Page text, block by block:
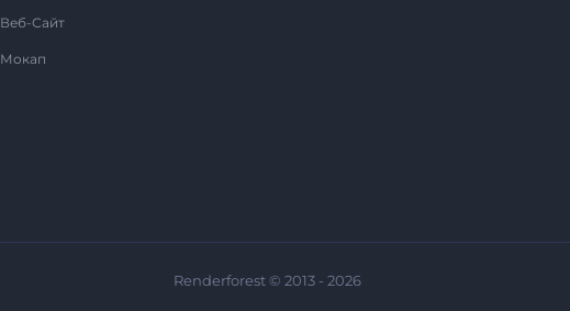
Веб-Сайт
Мокап
Renderforest © 2013 - 2026